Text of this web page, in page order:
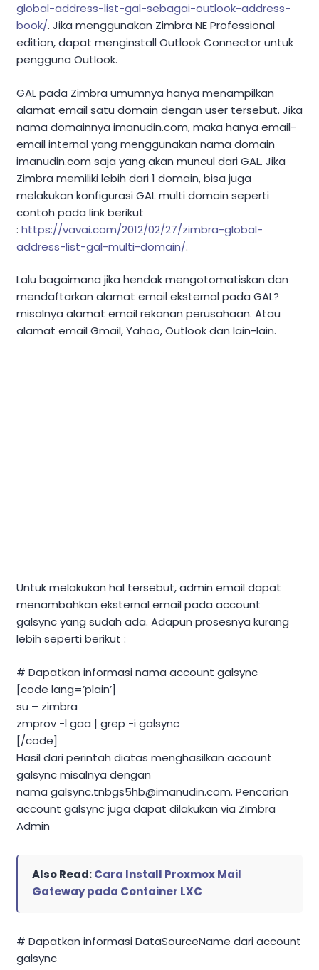
global-address-list-gal-sebagai-outlook-address-
book/. Jika menggunakan Zimbra NE Professional
edition, dapat menginstall Outlook Connector untuk
pengguna Outlook.
GAL pada Zimbra umumnya hanya menampilkan
alamat email satu domain dengan user tersebut. Jika
nama domainnya imanudin.com, maka hanya email-
email internal yang menggunakan nama domain
imanudin.com saja yang akan muncul dari GAL. Jika
Zimbra memiliki lebih dari 1 domain, bisa juga
melakukan konfigurasi GAL multi domain seperti
contoh pada link berikut
: https://vavai.com/2012/02/27/zimbra-global-
address-list-gal-multi-domain/.
Lalu bagaimana jika hendak mengotomatiskan dan
mendaftarkan alamat email eksternal pada GAL?
misalnya alamat email rekanan perusahaan. Atau
alamat email Gmail, Yahoo, Outlook dan lain-lain.
Untuk melakukan hal tersebut, admin email dapat
menambahkan eksternal email pada account
galsync yang sudah ada. Adapun prosesnya kurang
lebih seperti berikut :
# Dapatkan informasi nama account galsync
[code lang=’plain’]
su – zimbra
zmprov -l gaa | grep -i galsync
[/code]
Hasil dari perintah diatas menghasilkan account
galsync misalnya dengan
nama galsync.tnbgs5hb@imanudin.com. Pencarian
account galsync juga dapat dilakukan via Zimbra
Admin
Also Read:Cara Install Proxmox Mail
Gateway pada Container LXC
# Dapatkan informasi DataSourceName dari account
galsync